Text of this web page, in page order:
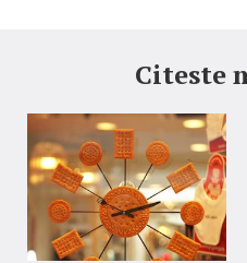
Citeste